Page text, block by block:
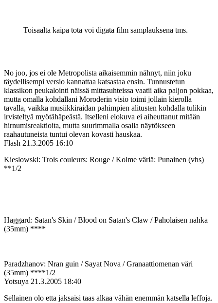
Toisaalta kaipa tota voi digata film samplauksena tms.
No joo, jos ei ole Metropolista aikaisemmin nähnyt, niin joku
täydellisempi versio kannattaa katsastaa ensin. Tunnustetun
klassikon peukalointi näissä mittasuhteissa vaatii aika paljon pokkaa,
mutta omalla kohdallani Moroderin visio toimi jollain kierolla
tavalla, vaikka musiikkiraidan pahimpien alitusten kohdalla tulikin
irvisteltyä myötähäpeästä. Itselleni elokuva ei aiheuttanut mitään
hirnumisreaktioita, mutta suurimmalla osalla näytökseen
raahautuneista tuntui olevan kovasti hauskaa.
Flash 21.3.2005 16:10
Kieslowski: Trois couleurs: Rouge / Kolme väriä: Punainen (vhs)
**1/2
Haggard: Satan's Skin / Blood on Satan's Claw / Paholaisen nahka
(35mm) ****
Paradzhanov: Nran guin / Sayat Nova / Granaattiomenan väri
(35mm) ****1/2
Yotsuya 21.3.2005 18:40
Sellainen olo etta jaksaisi taas alkaa vähän enemmän katsella leffoja.